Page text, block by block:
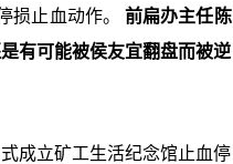
损止血动作。前扁办主任陈
有可能被侯友宜翻盘而被逆
成立矿工生活纪念馆止血停